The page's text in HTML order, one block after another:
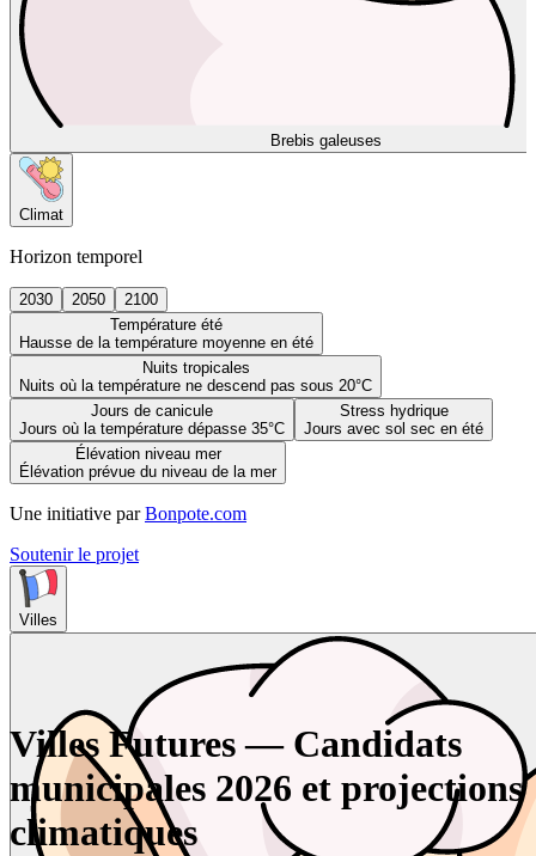
Brebis galeuses
Climat
Horizon temporel
2030 2050
2100
Température été
Hausse de la température moyenne en été
Nuits tropicales
Nuits où la température ne descend pas sous 20°C
Jours de canicule
Jours où la température dépasse 35°C
Stress hydrique
Jours avec sol sec en été
Élévation niveau mer
Élévation prévue du niveau de la mer
Une initiative par Bonpote.com
Soutenir le projet
Villes
Villes Futures — Candidats
municipales 2026 et projections
climatiques